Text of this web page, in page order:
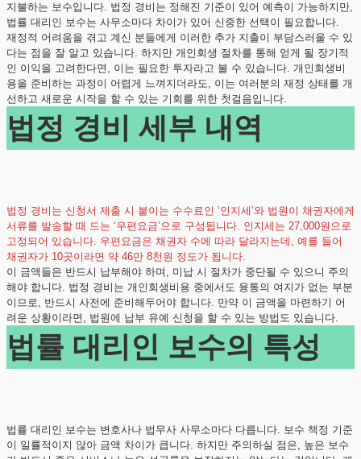
지불하는 보수입니다. 법정 경비는 정해진 기준이 있어 예측이 가능하지만,
법률 대리인 보수는 사무소마다 차이가 있어 신중한 선택이 필요합니다.
재정적 어려움을 겪고 계신 분들에게 이러한 추가 지출이 부담스러울 수 있
다는 점을 잘 알고 있습니다. 하지만 개인회생 절차를 통해 얻게 될 장기적
인 이익을 고려한다면, 이는 필요한 투자라고 볼 수 있습니다. 개인회생비
용을 준비하는 과정이 어렵게 느껴지더라도, 이는 여러분의 재정 상태를 개
선하고 새로운 시작을 할 수 있는 기회를 위한 첫걸음입니다.
법정 경비 세부 내역
법정 경비는 신청서 제출 시 붙이는 수수료인 ‘인지세’와 법원이 채권자에게
서류를 발송할 때 드는 ‘우편요금’으로 구성됩니다. 인지세는 27,000원으로
고정되어 있습니다. 우편요금은 채권자 수에 따라 달라지는데, 예를 들어
채권자가 10곳이라면 약 46만 8천원 정도가 됩니다.
이 금액들은 반드시 납부해야 하며, 미납 시 절차가 중단될 수 있으니 주의
해야 합니다. 법정 경비는 개인회생비용 중에서도 융통의 여지가 없는 부분
이므로, 반드시 사전에 준비해두어야 합니다. 만약 이 금액을 마련하기 어
려운 상황이라면, 법원에 납부 유예 신청을 할 수 있는 방법도 있습니다.
법률 대리인 보수의 특성
법률 대리인 보수는 변호사나 법무사 사무소마다 다릅니다. 보수 책정 기준
이 일률적이지 않아 금액 차이가 큽니다. 하지만 주의하실 점은, 높은 보수